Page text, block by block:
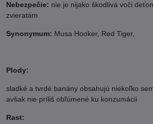
Nebezpečie: nie je nijako škodlivá voči
zvieratám
Synonymum: Musa Hooker, Red Tiger,
Plody:
sladké a tvrdé banány obsahujú niekoľko
avšak nie príliš obľúmené ku konzumácii
Rast: